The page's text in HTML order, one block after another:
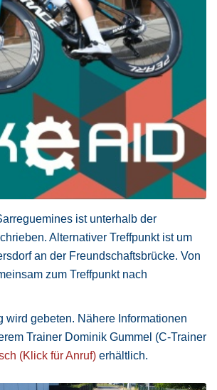
ist unterhalb der
Alternativer Treffpunkt ist um
an der Freundschaftsbrücke. Von
zum Treffpunkt nach
wird gebeten. Nähere Informationen
Trainer Dominik Gummel (C-Trainer
(Klick für Anruf) erhältlich.